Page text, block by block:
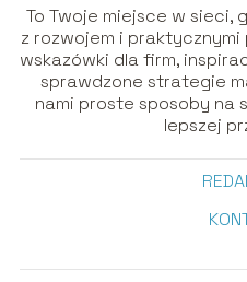
To Twoje miejsce w sieci,
z rozwojem i praktycznymi
wskazówki dla firm,
sprawdzone strategie
nami proste sposoby na
lepszej